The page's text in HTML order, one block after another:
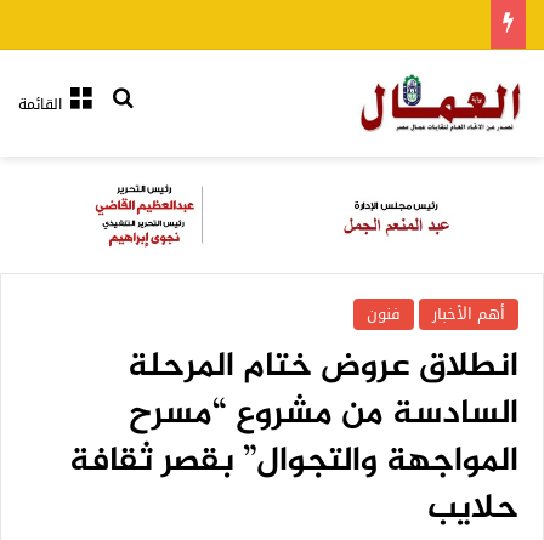
القائمةبحث عن
أهم الأخبار فنون
انطلاق عروض ختام المرحلة
السادسة من مشروع “مسرح
المواجهة والتجوال” بقصر ثقافة
حلايب